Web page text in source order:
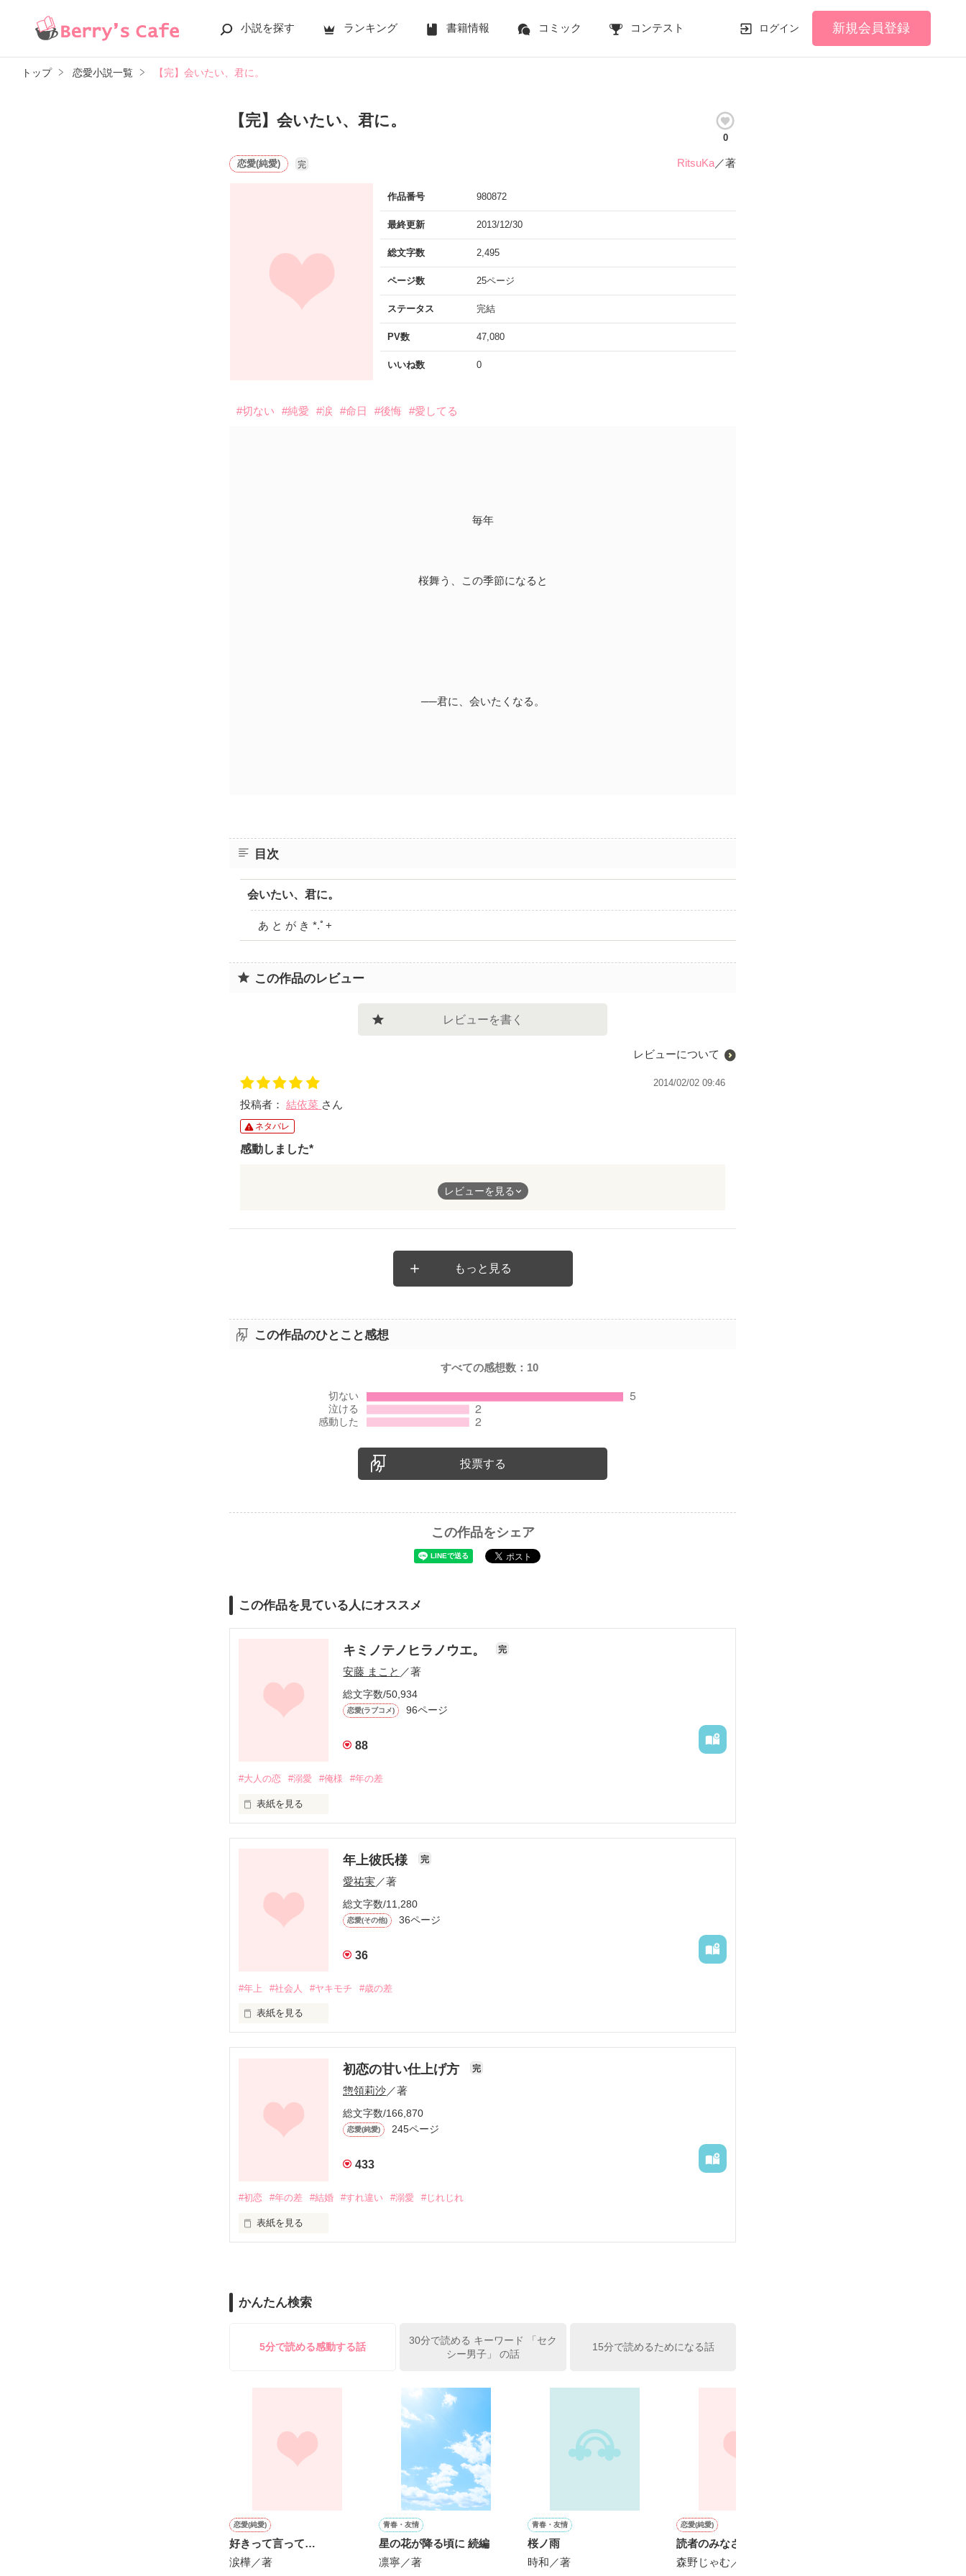
小説を探す ランキング 書籍情報 コミック コンテスト ログイン 新規会員登録
トップ 恋愛小説一覧 【完】会いたい、君に。
【完】会いたい、君に。
0
恋愛(純愛) 完 RitsuKa／著
作品番号 980872
最終更新 2013/12/30
総文字数 2,495
ページ数 25ページ
ステータス 完結
PV数 47,080
いいね数 0
#切ない #純愛 #涙 #命日 #後悔 #愛してる
毎年
桜舞う、この季節になると
──君に、会いたくなる。
目次
会いたい、君に。
あ と が き *.ﾟ+
この作品のレビュー
レビューを書く
レビューについて
2014/02/02 09:46
投稿者：結依菜 さん
ネタバレ
感動しました*
読み終わった後、言葉では言い表せないほどの感動を覚えました。
…時は戻せない、だから前に進んでいく。
＿＿＿感謝の気持ちを持って。
皆さんも是非後一読を.。・*
レビューを見る
もっと見る
この作品のひとこと感想
すべての感想数： 10
投票する
この作品をシェア
この作品を見ている人にオススメ
キミノテノヒラノウエ。 完
安藤 まこと ／著
総文字数/50,934
恋愛(ラブコメ) 96ページ
88
#大人の恋 #溺愛 #俺様 #年の差
表紙を見る
パティシエ見習い。
宮下 薫（みやした かおる）29歳。
もと、家庭教師。
俺様 外科医。
お姉ちゃんの恋人だった。と思う。
何故か今は私の同居人だ。
家事を担当する代わりに、
安い家賃で快適な部屋に住んでいる。
便利？
不自由？
物語完結しました。
〜〜〜
いただきました。
レビューをくださった皆様。
本棚に入れてくださった皆様。
とても嬉しく、励みになっています。
年上彼氏様 完
愛祐実 ／著
総文字数/11,280
恋愛(その他) 36ページ
36
#年上 #社会人 #ヤキモチ #歳の差
表紙を見る
そんな彼を
年上に負けないくらいガッツのある女の子達のオムニバス形式の物語。
作品を読む
初恋の甘い仕上げ方 完
惣領莉沙／著
総文字数/166,870
恋愛(純愛) 245ページ
433
#初恋 #年の差 #結婚 #すれ違い #溺愛 #じれじれ
表紙を見る
「萌の心ひとつですぐにでも俺の嫁になれるんだ」
:*+☆+*：＊・・☆・・＊:*+☆*☆+*：＊・・☆・・＊:*+☆+*:
長すぎる初恋、そして片思いを実らせて幸せになる女性のお話です
のんびりとお気楽にお楽しみいただけると嬉しいです
完結しています
かんたん検索
5分で読める感動する話
30分で読める キーワード 「セク
シー男子」 の話
15分で読めるためになる話
恋愛(純愛)
好きって言って…
涙樺／著
青春・友情
星の花が降る頃に 続編
凛寧／著
青春・友情
桜ノ雨
時和／著
恋愛(純愛)
読者のみなさまへ
森野じゃむ／著